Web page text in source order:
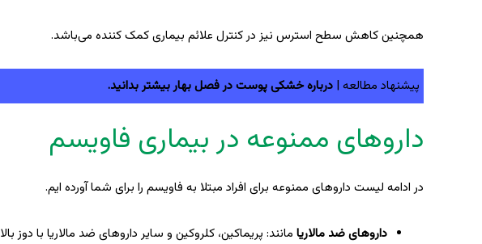
همچنین کاهش سطح استرس نیز در کنترل علائم بیماری کمک کننده می‌باشد.
پیشنهاد مطالعه | درباره خشکی پوست در فصل بهار بیشتر بدانید.
داروهای ممنوعه در بیماری فاویسم
در ادامه لیست داروهای ممنوعه برای افراد مبتلا به فاویسم را برای شما آورده ایم.
داروهای ضد مالاریا مانند: پریماکین، کلروکین و سایر داروهای ضد مالاریا با دوز بالا